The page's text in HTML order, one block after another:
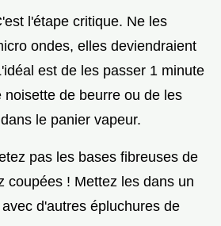
l'étape critique. Ne les
ondes, elles deviendraient
est de les passer 1 minute
de beurre ou de les
le panier vapeur.
pas les bases fibreuses de
coupées ! Mettez les dans un
d'autres épluchures de